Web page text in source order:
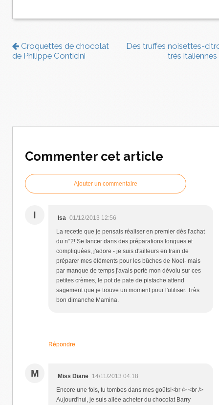
Croquettes de chocolat
de Philippe Conticini
Des truffes noisettes-
très italiennes
Commenter cet article
Ajouter un commentaire
I Isa 01/12/2013 12:56
La recette que je pensais réaliser en premier dès l'achat
du n°2! Se lancer dans des préparations longues et
compliquées, j'adore - je suis d'ailleurs en train de
préparer mes éléments pour les bûches de Noel- mais
par manque de temps j'avais porté mon dévolu sur ces
petites crèmes, le pot de pate de pistache attend
sagement que je trouve un moment pour l'utiliser. Très
bon dimanche Mamina.
Répondre
M Miss Diane 14/11/2013 04:18
Encore une fois, tu tombes dans mes goûts!<br /> <br />
Aujourd'hui, je suis allée acheter du chocolat Barry